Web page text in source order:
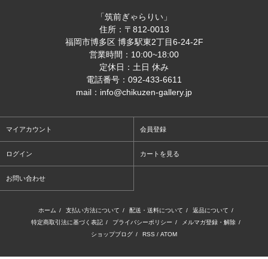
「筑前ぎゃらりい」
住所：〒812-0013
福岡市博多区 博多駅東2丁目6-24-2F
営業時間：10:00~18:00
定休日：土日 休み
電話番号：092-433-6611
mail：info@chikuzen-gallery.jp
マイアカウント 会員登録
ログイン カートを見る
お問い合わせ
ホーム / 支払い方法について / 配送・送料について / 返品について /
特定商取引法に基づく表記 / プライバシーポリシー / メルマガ登録・解除 /
ショップブログ / RSS / ATOM